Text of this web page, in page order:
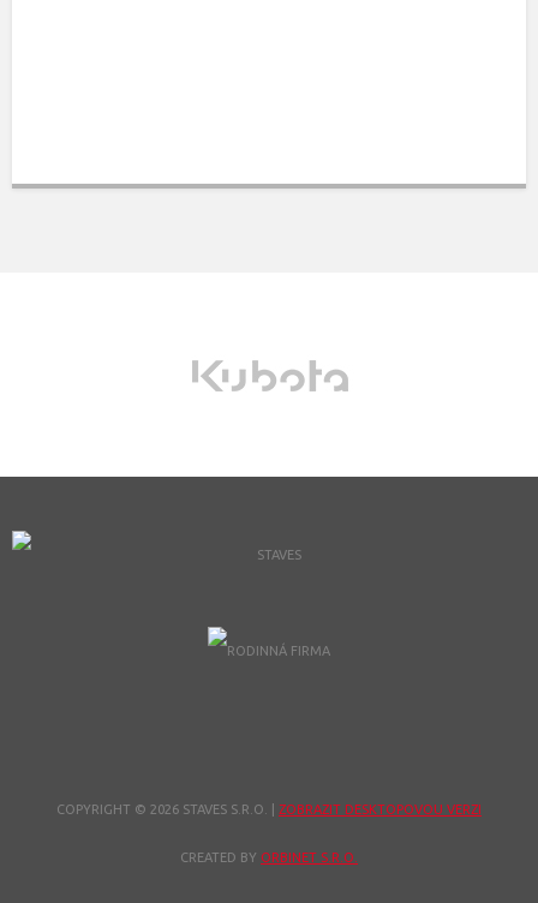
COPYRIGHT © 2026 STAVES S.R.O. ZOBRAZIT DESKTOPOVOU VERZI
CREATED BY ORBINET S.R.O.